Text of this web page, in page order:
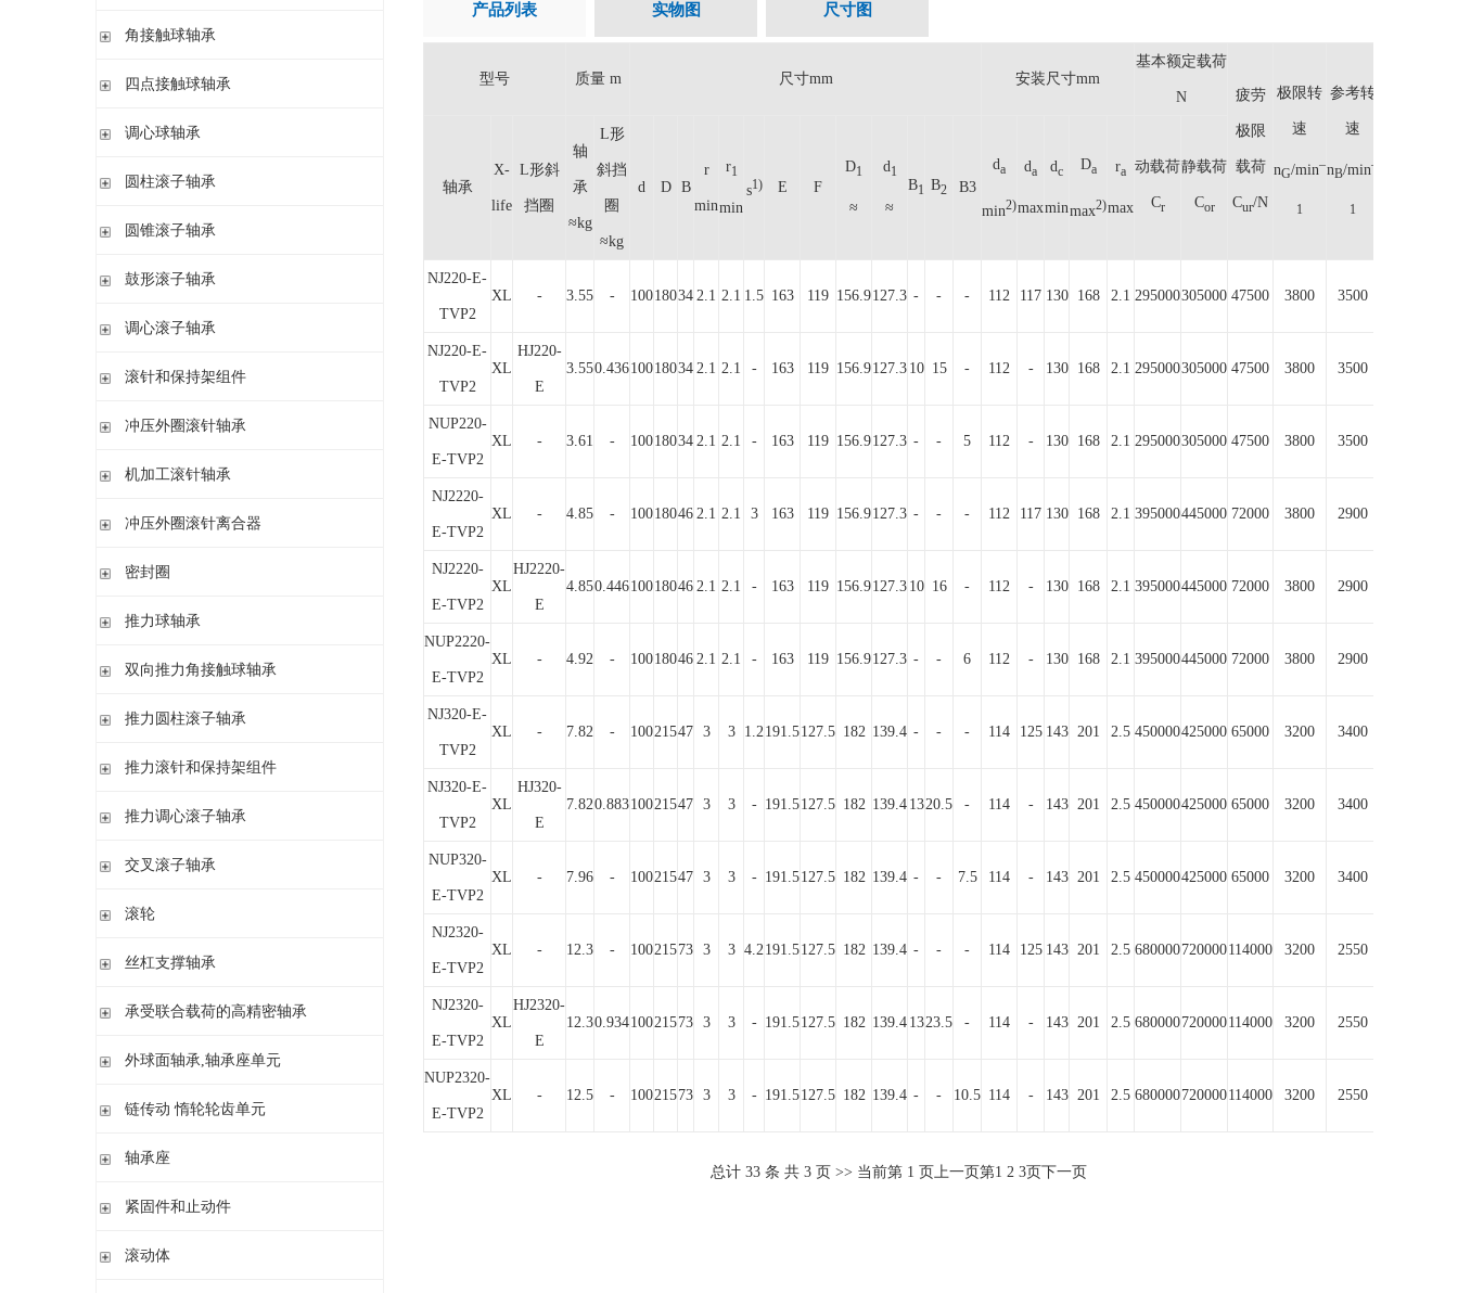
双列
带钢球
带钢球 密封
角接触球轴承
单列开式或密封
双列开式或密封
四点接触球轴承
四点接触球轴承
调心球轴承
圆柱孔开式或密封
圆柱孔或圆锥孔 开式
带紧定套开式或密封
带紧定套开式
圆柱滚子轴承
带保持架的圆柱滚子轴承
单列满装圆柱滚子轴承
高精密圆柱滚子轴承
圆锥滚子轴承
单列圆锥滚子轴承
单列英制圆锥滚子轴承
鼓形滚子轴承
圆柱孔或圆锥孔
调心滚子轴承
圆柱孔或圆锥孔
带退卸套
滚针和保持架组件
单列
冲压外圈滚针轴承
开式 闭式 无密封
开式、满装滚针单元、无密封
机加工滚针轴承
无内圈
带内圈 开式
带内圈 密封
无挡边无内圈 开式
调心 有/无内圈
滚针/ 推力球轴承 无内圈 带或不带外罩
滚针/ 推力圆柱滚子轴承 无内圈 带或不带外罩
内圈 无润滑孔
冲压外圈滚针离合器
不带轴承 带滚花或不带滚花
密封圈
密封圈
推力球轴承
单向推力球轴承
双向推力角接触球轴承
双向推力角接触球轴承
推力圆柱滚子轴承
推力圆柱滚子轴承 保持架组件 推力轴承垫圈
推力滚针和保持架组件
推力滚针和保持架组件 推力轴承垫圈
与向心滚针轴承 组合使用
推力调心滚子轴承
推力调心滚子轴承
交叉滚子轴承
交叉滚子轴承
滚轮
支承型滚轮
球轴承滚轮
丝杠支撑轴承
推力角接触球轴承
密封组件 精密锁紧螺母
承受联合载荷的高精密轴承
推力/向心轴承
外球面轴承,轴承座单元
外球面轴承
链传动 惰轮轮齿单元
链传动 惰轮轮齿单元
轴承座
立式轴承座SNV,剖分用于带紧定套的圆锥孔轴承
立式轴承座S30,剖分适用于带紧定套的圆锥孔调心滚子轴承
紧固件和止动件
紧定套
滚动体
产品列表 实物图 尺寸图
型号 质量 m 尺寸mm 安装尺寸mm
基本额定载荷
N 疲劳
极限
载荷
Cur/N
极限转
速
nG/min–
1
参考转
速
nB/min–
1
轴承
X-
life
L形斜
挡圈
轴
承
≈kg
L形
斜挡
圈
≈kg
d D B
r
min
r1
min
s1) E F
D1
≈
d1
≈
B1 B2 B3
da
min2)
da
max
dc
min
Da
max2)
ra
max
动载荷
Cr
静载荷
Cor
NJ220-E-
TVP2
XL - 3.55 - 10018034 2.1 2.1 1.5 163 119 156.9127.3 - - - 112 117 130 168 2.1 295000305000 47500 3800 3500
NJ220-E-
TVP2
XL
HJ220-
E
3.550.43610018034 2.1 2.1 - 163 119 156.9127.3 10 15 - 112 - 130 168 2.1 295000305000 47500 3800 3500
NUP220-
E-TVP2
XL - 3.61 - 10018034 2.1 2.1 - 163 119 156.9127.3 - - 5 112 - 130 168 2.1 295000305000 47500 3800 3500
NJ2220-
E-TVP2
XL - 4.85 - 10018046 2.1 2.1 3 163 119 156.9127.3 - - - 112 117 130 168 2.1 395000445000 72000 3800 2900
NJ2220-
E-TVP2
XL
HJ2220-
E
4.850.44610018046 2.1 2.1 - 163 119 156.9127.3 10 16 - 112 - 130 168 2.1 395000445000 72000 3800 2900
NUP2220-
E-TVP2
XL - 4.92 - 10018046 2.1 2.1 - 163 119 156.9127.3 - - 6 112 - 130 168 2.1 395000445000 72000 3800 2900
NJ320-E-
TVP2
XL - 7.82 - 10021547 3 3 1.2191.5127.5 182 139.4 - - - 114 125 143 201 2.5 450000425000 65000 3200 3400
NJ320-E-
TVP2
XL
HJ320-
E
7.820.88310021547 3 3 - 191.5127.5 182 139.4 1320.5 - 114 - 143 201 2.5 450000425000 65000 3200 3400
NUP320-
E-TVP2
XL - 7.96 - 10021547 3 3 - 191.5127.5 182 139.4 - - 7.5 114 - 143 201 2.5 450000425000 65000 3200 3400
NJ2320-
E-TVP2
XL - 12.3 - 10021573 3 3 4.2191.5127.5 182 139.4 - - - 114 125 143 201 2.5 680000720000114000 3200 2550
NJ2320-
E-TVP2
XL
HJ2320-
E
12.30.93410021573 3 3 - 191.5127.5 182 139.4 1323.5 - 114 - 143 201 2.5 680000720000114000 3200 2550
NUP2320-
E-TVP2
XL - 12.5 - 10021573 3 3 - 191.5127.5 182 139.4 - - 10.5 114 - 143 201 2.5 680000720000114000 3200 2550
总计 33条 共 3页 >> 当前第 1 页上一页第1 2 3页下一页